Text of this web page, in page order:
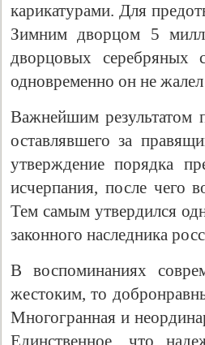
карикатурами. Для
Зимним дворцом 5
дворцовых серебряных
одновременно он не
Важнейшим результатом
оставлявшего за
утверждение порядка
исчерпания, после чего
Тем самым утвердился
законного наследника
В воспоминаниях
жестоким, то
Многогранная и
Единственное, что